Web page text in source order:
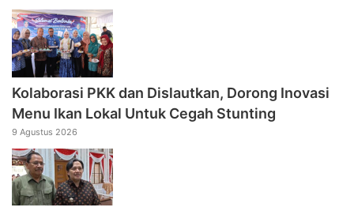
Kolaborasi PKK dan Dislautkan, Dorong Inovasi
Menu Ikan Lokal Untuk Cegah Stunting
9 Agustus 2026